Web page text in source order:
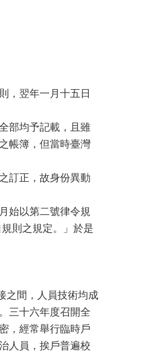
，翌年一月十五日
部均予記載，且雖
帳簿，但當時臺灣
訂正，故身份異動
始以第二號律令規
則之規定。」於是
之間，人員技術均成
三十六年度召開全
，經常舉行臨時戶
人員，挨戶普遍校